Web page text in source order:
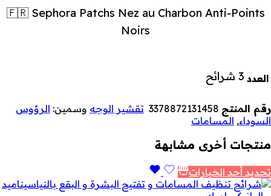
🇫🇷 Sephora Patchs Nez au Charbon Anti-Points
Noirs
العدد 3 شرائح
رقم المنتج 3378872131458 تقشير الوجه وسمين: الرؤوس
السوداء, المسامات
منتجات أخرى مشابهة
تحديد أحد الخيارات